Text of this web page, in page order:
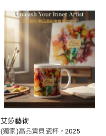
艾莎藝術
(獨家)高品質貝瓷杯，2025